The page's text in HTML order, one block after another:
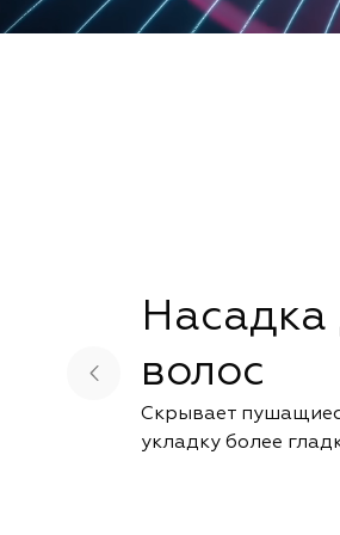
Насадка
волос
Скрывает
укладку более